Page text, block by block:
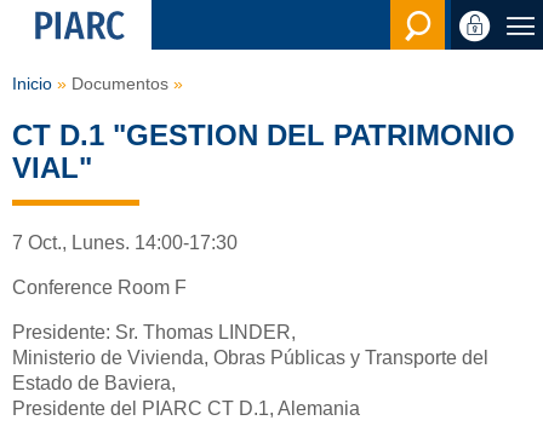
Buscar
Inicio Documentos
CT D.1 "GESTION DEL PATRIMONIO
VIAL"
7 Oct., Lunes. 14:00-17:30
Conference Room F
Presidente: Sr. Thomas LINDER,
Ministerio de Vivienda, Obras Públicas y Transporte del
Estado de Baviera,
Presidente del PIARC CT D.1, Alemania